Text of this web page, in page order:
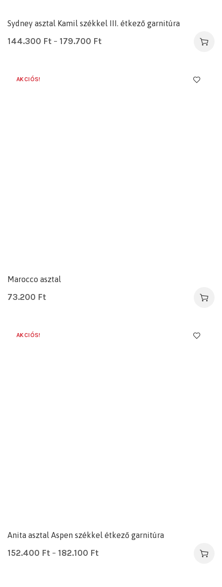
Sydney asztal Kamil székkel III. étkező garnitúra
144.300 Ft – 179.700 Ft
AKCIÓS!
Marocco asztal
73.200 Ft
AKCIÓS!
Anita asztal Aspen székkel étkező garnitúra
152.400 Ft – 182.100 Ft